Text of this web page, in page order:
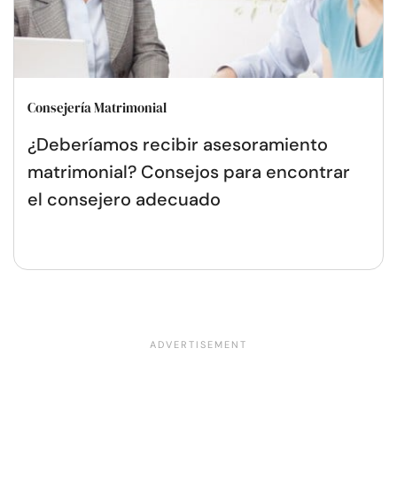
Consejería Matrimonial
¿Deberíamos recibir asesoramiento
matrimonial? Consejos para encontrar
el consejero adecuado